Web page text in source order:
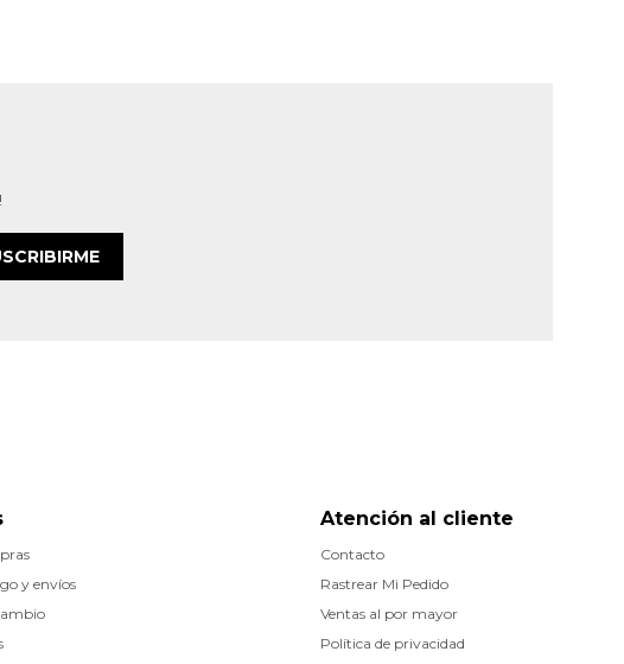
Atención al cliente
Contacto
Rastrear Mi Pedido
Ventas al por mayor
Política de privacidad
y envíos